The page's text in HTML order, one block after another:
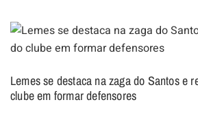
Lemes se destaca na zaga do Santos e
clube em formar defensores